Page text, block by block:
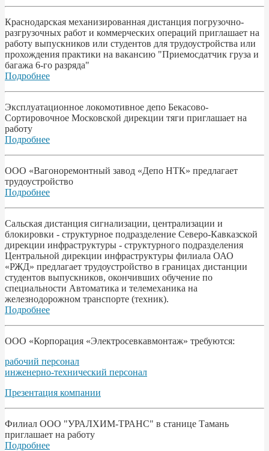
Краснодарская механизированная дистанция погрузочно-
разгрузочных работ и коммерческих операций приглашает на
работу выпускников или студентов для трудоустройства или
прохождения практики на вакансию "Приемосдатчик груза и
багажа 6-го разряда"
Подробнее
Эксплуатационное локомотивное депо Бекасово-
Сортировочное Московской дирекции тяги приглашает на
работу
Подробнее
ООО «Вагоноремонтный завод «Депо НТК» предлагает
трудоустройство
Подробнее
Сальская дистанция сигнализации, централизации и
блокировки - структурное подразделение Северо-Кавказской
дирекции инфраструктуры - структурного подразделения
Центральной дирекции инфраструктуры филиала ОАО
«РЖД» предлагает трудоустройство в границах дистанции
студентов выпускников, окончивших обучение по
специальности Автоматика и телемеханика на
железнодорожном транспорте (техник).
Подробнее
ООО «Корпорация «Электросевкавмонтаж» требуются:
рабочий персонал
инженерно-технический персонал
Презентация компании
Филиал ООО "УРАЛХИМ-ТРАНС" в станице Тамань
приглашает на работу
Подробнее